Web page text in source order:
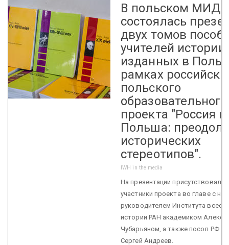
В польском МИД
состоялась
двух томов
учителей истории,
изданных в
рамках
польского
образовательного
проекта "Россия и
Польша:
исторических
стереотипов".
IWH in the media
На презентации присутствовали
участники проекта во главе с
руководителем Института
истории РАН академиком
Чубарьяном, а также посол РФ в
Сергей Андреев.